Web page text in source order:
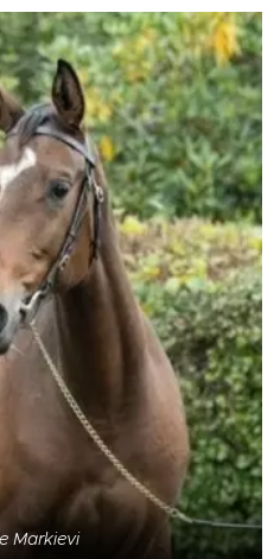
Markievi